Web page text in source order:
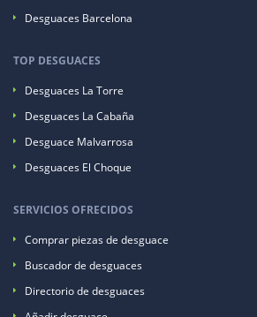
Desguaces Barcelona
TOP DESGUACES
Desguaces La Torre
Desguaces La Cabaña
Desguace Malvarrosa
Desguaces El Choque
SERVICIOS OFRECIDOS
Comprar piezas de desguace
Buscador de desguaces
Directorio de desguaces